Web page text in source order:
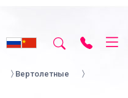
Вертолетные